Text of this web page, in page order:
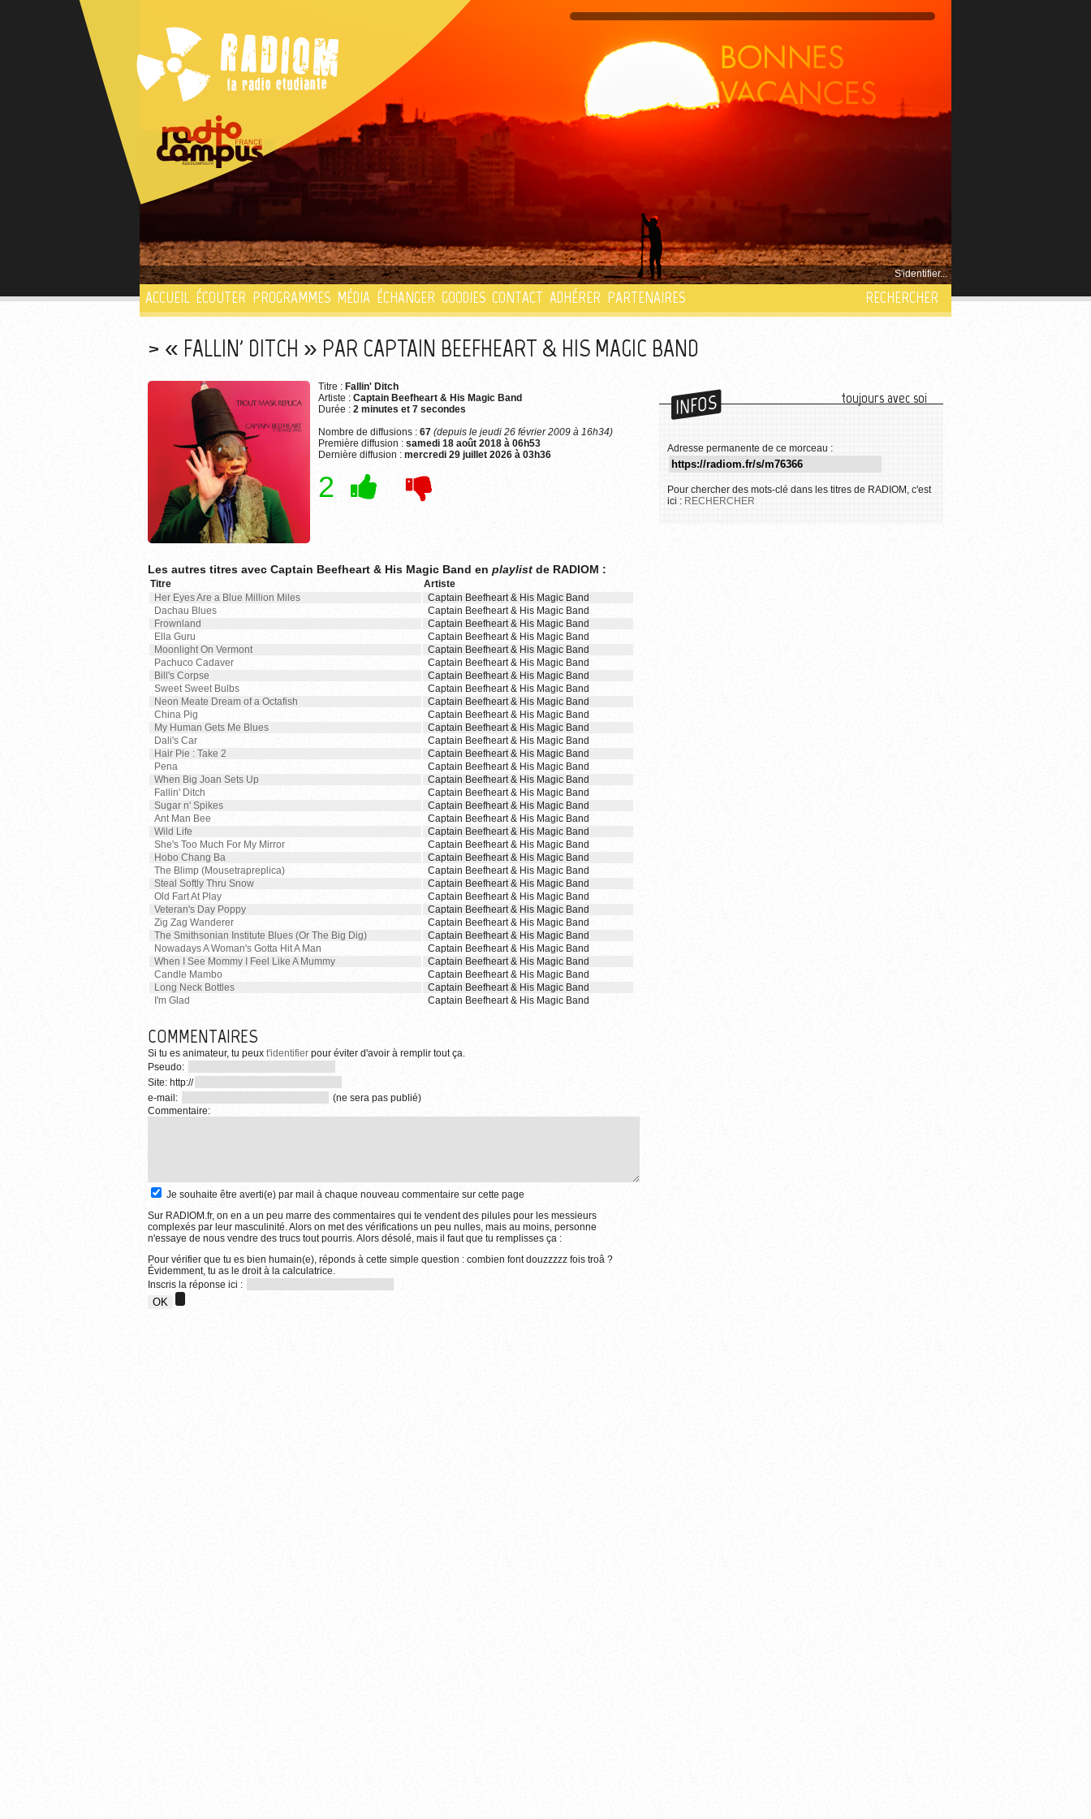
S'identifier...
ACCUEIL ÉCOUTER PROGRAMMES MÉDIA ÉCHANGER GOODIES CONTACT ADHÉRER PARTENAIRES RECHERCHER
« FALLIN' DITCH » PAR CAPTAIN BEEFHEART & HIS MAGIC BAND
Titre : Fallin' Ditch
Artiste : Captain Beefheart & His Magic Band
Durée : 2 minutes et 7 secondes
Nombre de diffusions : 67 (depuis le jeudi 26 février 2009 à 16h34)
Première diffusion : samedi 18 août 2018 à 06h53
Dernière diffusion : mercredi 29 juillet 2026 à 03h36
2
Les autres titres avec Captain Beefheart & His Magic Band en playlist de RADIOM :
Titre
Artiste
Her Eyes Are a Blue Million Miles
Captain Beefheart & His Magic Band
Dachau Blues
Captain Beefheart & His Magic Band
Frownland
Captain Beefheart & His Magic Band
Ella Guru
Captain Beefheart & His Magic Band
Moonlight On Vermont
Captain Beefheart & His Magic Band
Pachuco Cadaver
Captain Beefheart & His Magic Band
Bill's Corpse
Captain Beefheart & His Magic Band
Sweet Sweet Bulbs
Captain Beefheart & His Magic Band
Neon Meate Dream of a Octafish
Captain Beefheart & His Magic Band
China Pig
Captain Beefheart & His Magic Band
My Human Gets Me Blues
Captain Beefheart & His Magic Band
Dali's Car
Captain Beefheart & His Magic Band
Hair Pie : Take 2
Captain Beefheart & His Magic Band
Pena
Captain Beefheart & His Magic Band
When Big Joan Sets Up
Captain Beefheart & His Magic Band
Fallin' Ditch
Captain Beefheart & His Magic Band
Sugar n' Spikes
Captain Beefheart & His Magic Band
Ant Man Bee
Captain Beefheart & His Magic Band
Wild Life
Captain Beefheart & His Magic Band
She's Too Much For My Mirror
Captain Beefheart & His Magic Band
Hobo Chang Ba
Captain Beefheart & His Magic Band
The Blimp (Mousetrapreplica)
Captain Beefheart & His Magic Band
Steal Softly Thru Snow
Captain Beefheart & His Magic Band
Old Fart At Play
Captain Beefheart & His Magic Band
Veteran's Day Poppy
Captain Beefheart & His Magic Band
Zig Zag Wanderer
Captain Beefheart & His Magic Band
The Smithsonian Institute Blues (Or The Big Dig)
Captain Beefheart & His Magic Band
Nowadays A Woman's Gotta Hit A Man
Captain Beefheart & His Magic Band
When I See Mommy I Feel Like A Mummy
Captain Beefheart & His Magic Band
Candle Mambo
Captain Beefheart & His Magic Band
Long Neck Bottles
Captain Beefheart & His Magic Band
I'm Glad
Captain Beefheart & His Magic Band
COMMENTAIRES
Si tu es animateur, tu peux t'identifier pour éviter d'avoir à remplir tout ça.
Pseudo:
Site: http://
e-mail:
(ne sera pas publié)
Commentaire:
Je souhaite être averti(e) par mail à chaque nouveau commentaire sur cette page
Sur RADIOM.fr, on en a un peu marre des commentaires qui te vendent des pilules pour les messieurs
complexés par leur masculinité. Alors on met des vérifications un peu nulles, mais au moins, personne
n'essaye de nous vendre des trucs tout pourris. Alors désolé, mais il faut que tu remplisses ça :
Pour vérifier que tu es bien humain(e), réponds à cette simple question : combien font douzzzzz fois troâ ?
Évidemment, tu as le droit à la calculatrice.
Inscris la réponse ici :
INFOS toujours avec soi
Adresse permanente de ce morceau :
Pour chercher des mots-clé dans les titres de RADIOM, c'est
ici : RECHERCHER